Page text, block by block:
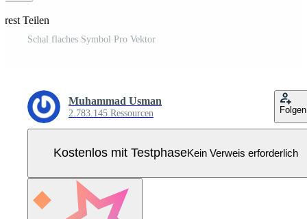
Teilen
Schal flaches Symbol Pro Vektor
Muhammad Usman
2.783.145 Ressourcen Folgen
Kostenlos mit TestphaseKein Verweis erforderlich